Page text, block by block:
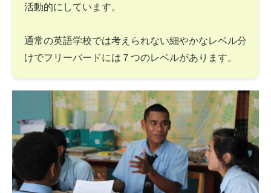
活動的にしています。
通常の英語学校では考えられない細やかなレベル分
けでフリーバードには７つのレベルがあります。